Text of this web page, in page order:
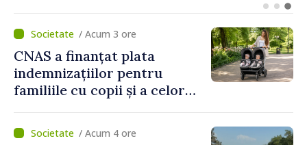
Uygar Mustafa Sertel
/ Acum 3 ore
CNAS a finanțat plata
indemnizațiilor pentru
familiile cu copii și a celor
temporară de muncă
/ Acum 4 ore